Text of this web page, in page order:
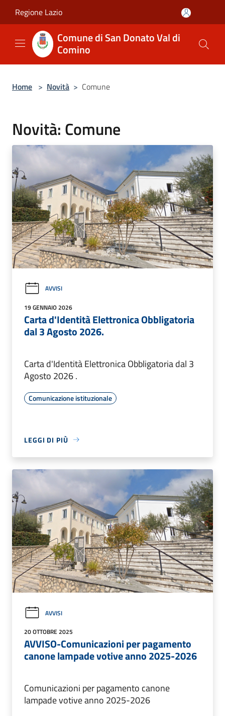
Regione Lazio
Comune di San Donato Val di
Comino
Home > Novità > Comune
Novità: Comune
AVVISI
19 GENNAIO 2026
Carta d'Identità Elettronica Obbligatoria
dal 3 Agosto 2026.
Carta d'Identità Elettronica Obbligatoria dal 3
Agosto 2026 .
Comunicazione istituzionale
LEGGI DI PIÙ
AVVISI
20 OTTOBRE 2025
AVVISO-Comunicazioni per pagamento
canone lampade votive anno 2025-2026
Comunicazioni per pagamento canone
lampade votive anno 2025-2026